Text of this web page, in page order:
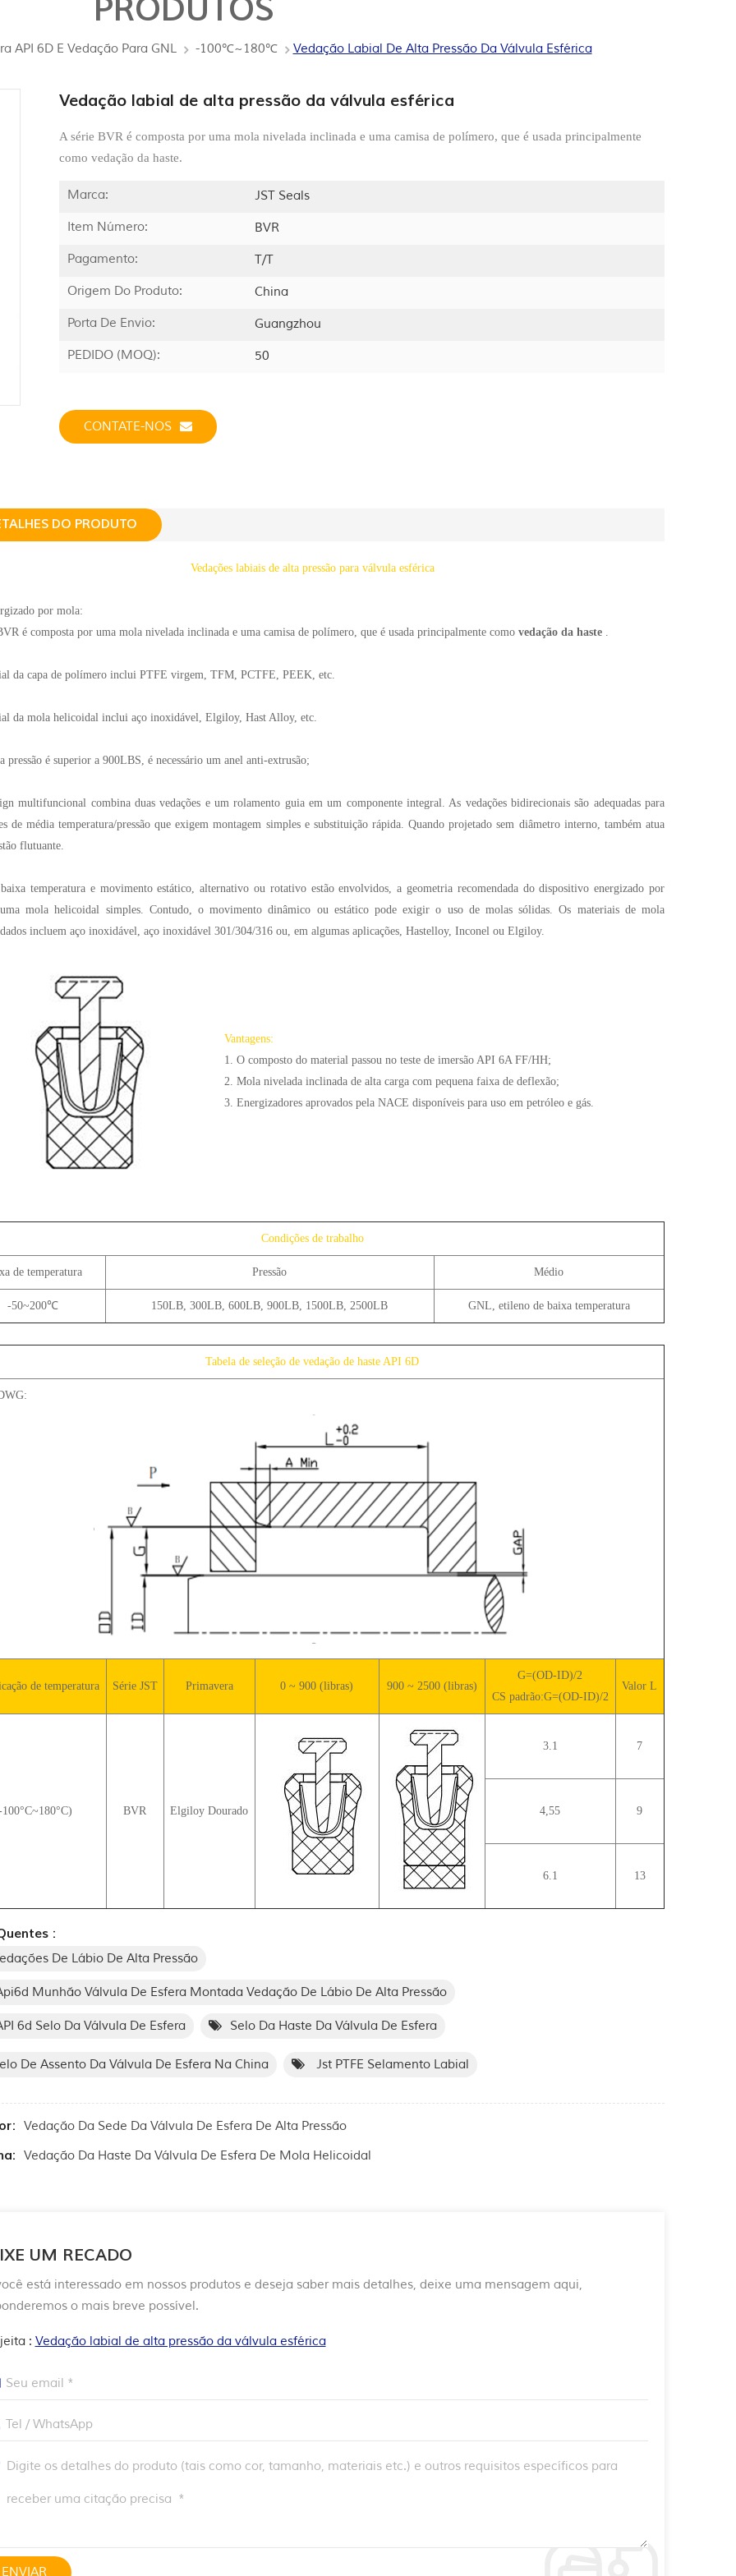
PRODUTOS
API 6D E Vedação Para GNL -100℃~180℃ Vedação Labial De Alta Pressão Da Válvula Esférica
Vedação labial de alta pressão da válvula esférica
A série BVR é composta por uma mola nivelada inclinada e uma camisa de polímero, que é usada principalmente
como vedação da haste.
Marca:
JST Seals
Item Número:
BVR
Pagamento:
T/T
Origem Do Produto:
China
Porta De Envio:
Guangzhou
PEDIDO (MOQ):
50
CONTATE-NOS
DO PRODUTO
Vedações labiais de alta pressão para válvula esférica
por mola:
é composta por uma mola nivelada inclinada e uma camisa de polímero, que é usada principalmente como vedação da haste.
da capa de polímero inclui PTFE virgem, TFM, PCTFE, PEEK, etc.
da mola helicoidal inclui aço inoxidável, Elgiloy, Hast Alloy, etc.
pressão é superior a 900LBS, é necessário um anel anti-extrusão;
multifuncional combina duas vedações e um rolamento guia em um componente integral. As vedações bidirecionais são adequadas para
de média temperatura/pressão que exigem montagem simples e substituição rápida. Quando projetado sem diâmetro interno, também atua
flutuante.
temperatura e movimento estático, alternativo ou rotativo estão envolvidos, a geometria recomendada do dispositivo energizado por
mola helicoidal simples. Contudo, o movimento dinâmico ou estático pode exigir o uso de molas sólidas. Os materiais de mola
incluem aço inoxidável, aço inoxidável 301/304/316 ou, em algumas aplicações, Hastelloy, Inconel ou Elgiloy.
Vantagens:
1. O composto do material passou no teste de imersão API 6A FF/HH;
2. Mola nivelada inclinada de alta carga com pequena faixa de deflexão;
3. Energizadores aprovados pela NACE disponíveis para uso em petróleo e gás.
Condições de trabalho
de temperatura Pressão Médio
-50~200℃ 150LB, 300LB, 600LB, 900LB, 1500LB, 2500LB GNL, etileno de baixa temperatura
Tabela de seleção de vedação de haste API 6D
de temperatura Série JST Primavera 0 ~ 900 (libras) 900 ~ 2500 (libras)
G=(OD-ID)/2
CS padrão:G=(OD-ID)/2
Valor L
BVR Elgiloy Dourado
3.1 7
4,55 9
6.1 13
:
De Lábio De Alta Pressão
Munhão Válvula De Esfera Montada Vedação De Lábio De Alta Pressão
6d Selo Da Válvula De Esfera Selo Da Haste Da Válvula De Esfera
De Assento Da Válvula De Esfera Na China Jst PTFE Selamento Labial
Vedação Da Sede Da Válvula De Esfera De Alta Pressão
Vedação Da Haste Da Válvula De Esfera De Mola Helicoidal
UM RECADO
está interessado em nossos produtos e deseja saber mais detalhes, deixe uma mensagem aqui,
o mais breve possível.
: Vedação labial de alta pressão da válvula esférica